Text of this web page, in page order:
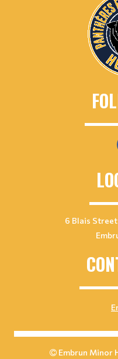
6 Blais Street
Embrun Minor